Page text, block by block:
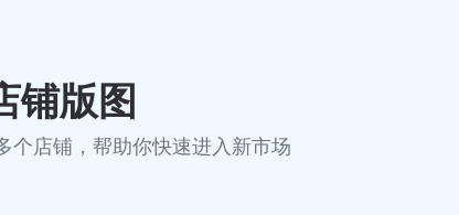
铺版图
个店铺，帮助你快速进入新市场